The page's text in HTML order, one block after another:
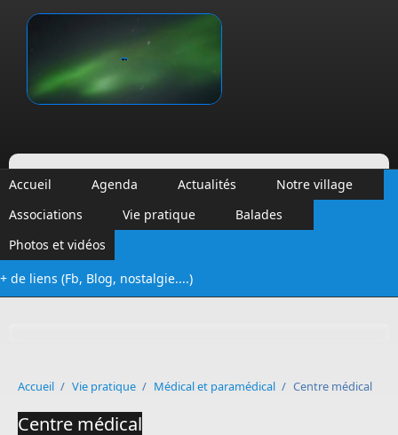
Vinalmont
Accueil Agenda Actualités
Notre village
Associations
Vie pratique
Balades
Photos et vidéos
+ de liens (Fb, Blog, nostalgie....)
Accueil / Vie pratique / Médical et paramédical / Centre médical
Centre médical